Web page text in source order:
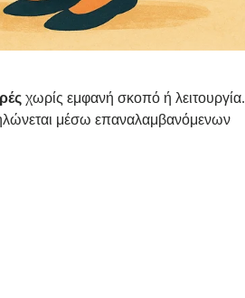
χωρίς εμφανή σκοπό ή λειτουργία.
μέσω επαναλαμβανόμενων